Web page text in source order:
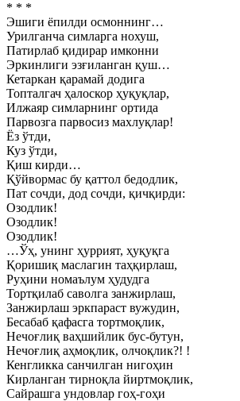
* * *
Эшиги ёпилди осмоннинг…
Урилганча симларга нохуш,
Патирлаб қидирар имконни
Эркинлиги эзғиланган қуш…
Кетаркан қарамай додига
Топталгач ҳалоскор ҳуқуқлар,
Илжаяр симларнинг ортида
Парвозга парвосиз махлуқлар!
Ёз ўтди,
Куз ўтди,
Қиш кирди…
Қўйвормас бу қаттол бедодлик,
Пат сочди, дод сочди, қичқирди:
Озодлик!
Озодлик!
Озодлик!
…Ўҳ, унинг ҳуррият, ҳуқуқга
Қоришиқ маслагин таҳқирлаш,
Руҳини номаълум ҳудудга
Тортқилаб саволга занжирлаш,
Занжирлаш эркпараст вужудин,
Бесабаб қафасга тортмоқлик,
Нечоғлиқ ваҳшийлик бус-бутун,
Нечоғлиқ аҳмоқлик, олчоқлик?! !
Кенгликка санчилган нигоҳин
Кирланган тирноқла йиртмоқлик,
Сайрашга ундовлар гоҳ-гоҳи